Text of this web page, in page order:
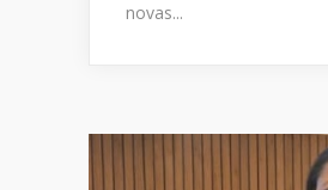
novas...